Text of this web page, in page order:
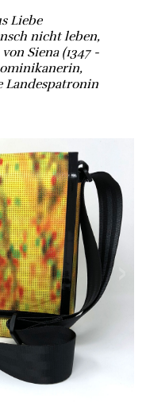
Liebe
nicht leben,
Siena (1347 -